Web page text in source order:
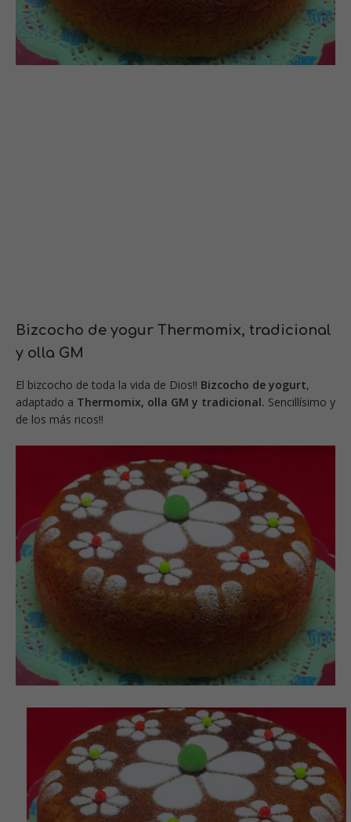
Bizcocho de yogur Thermomix, tradicional
y olla GM
El bizcocho de toda la vida de Dios!! Bizcocho de yogurt,
adaptado a Thermomix, olla GM y tradicional. Sencillísimo y
de los más ricos!!